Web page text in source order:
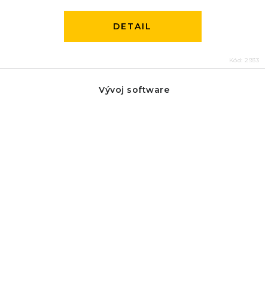
DETAIL
Kód: 2933
Vývoj software